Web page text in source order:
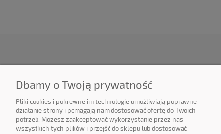
POMOC
Dbamy o Twoją prywatność
Pliki cookies i pokrewne im technologie umożliwiają poprawne
działanie strony i pomagają nam dostosować ofertę do Twoich
potrzeb. Możesz zaakceptować wykorzystanie przez nas
wszystkich tych plików i przejść do sklepu lub dostosować